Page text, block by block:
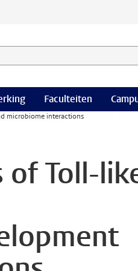
categorie
Faculteiten
microbiome interactions
of Toll-